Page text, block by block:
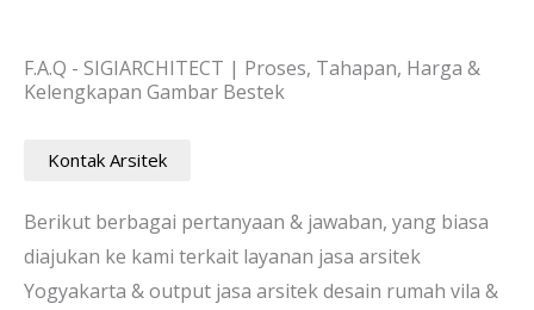
F.A.Q - SIGIARCHITECT | Proses, Tahapan, Harga &
Kelengkapan Gambar Bestek
Kontak Arsitek
Berikut berbagai pertanyaan & jawaban, yang biasa
diajukan ke kami terkait layanan jasa arsitek
Yogyakarta & output jasa arsitek desain rumah vila &